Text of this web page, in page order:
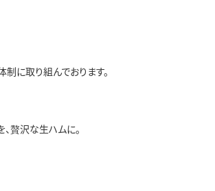
に取り組んでおります。
贅沢な生ハムに。